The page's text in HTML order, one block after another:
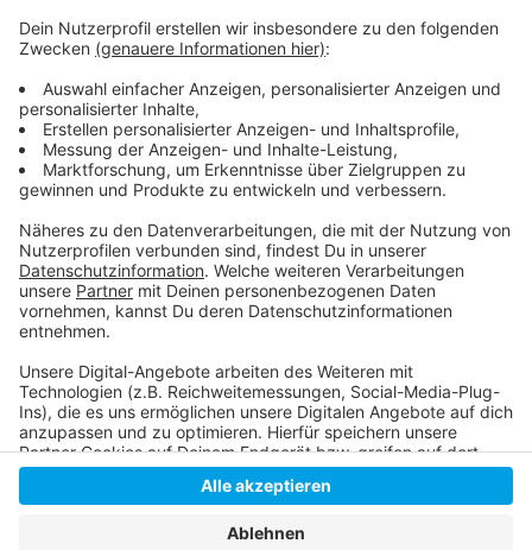
Anzeige
Homepage der Fortuna
Hier geht es zu unserer Fortuna-Sendung
Anzeige
Anzeige